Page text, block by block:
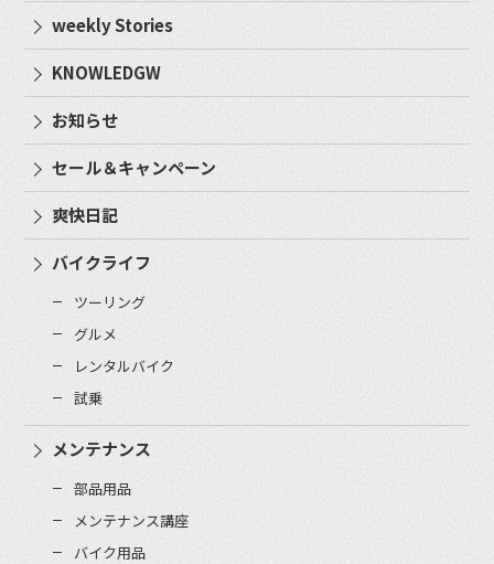
weekly Stories
KNOWLEDGW
お知らせ
セール＆キャンペーン
爽快日記
バイクライフ
ツーリング
グルメ
レンタルバイク
試乗
メンテナンス
部品用品
メンテナンス講座
バイク用品